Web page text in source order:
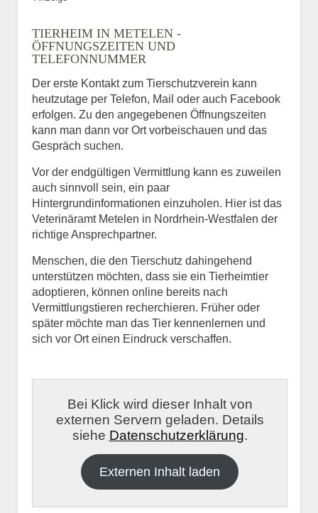
TIERHEIM IN METELEN -
ÖFFNUNGSZEITEN UND
TELEFONNUMMER
Der erste Kontakt zum Tierschutzverein kann
heutzutage per Telefon, Mail oder auch Facebook
erfolgen. Zu den angegebenen Öffnungszeiten
kann man dann vor Ort vorbeischauen und das
Gespräch suchen.
Vor der endgültigen Vermittlung kann es zuweilen
auch sinnvoll sein, ein paar
Hintergrundinformationen einzuholen. Hier ist das
Veterinäramt Metelen in Nordrhein-Westfalen der
richtige Ansprechpartner.
Menschen, die den Tierschutz dahingehend
unterstützen möchten, dass sie ein Tierheimtier
adoptieren, können online bereits nach
Vermittlungstieren recherchieren. Früher oder
später möchte man das Tier kennenlernen und
sich vor Ort einen Eindruck verschaffen.
Bei Klick wird dieser Inhalt von
externen Servern geladen. Details
siehe Datenschutzerklärung.
Externen Inhalt laden